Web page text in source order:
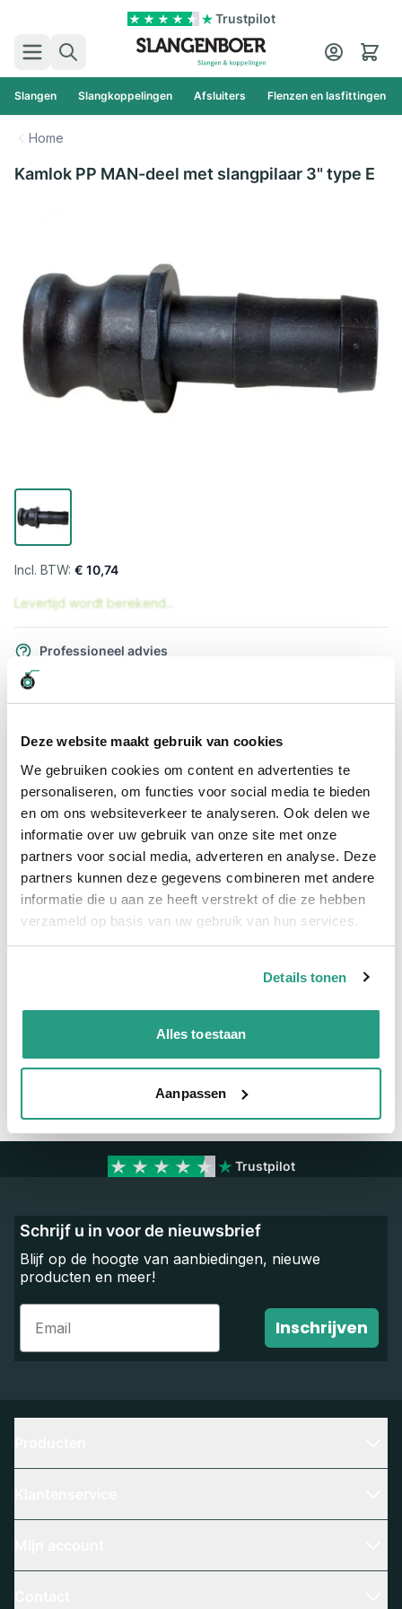
Deze website maakt gebruik van cookies
We gebruiken cookies om content en advertenties te
personaliseren, om functies voor social media te bieden
en om ons websiteverkeer te analyseren. Ook delen we
informatie over uw gebruik van onze site met onze
partners voor social media, adverteren en analyse. Deze
partners kunnen deze gegevens combineren met andere
informatie die u aan ze heeft verstrekt of die ze hebben
verzameld op basis van uw gebruik van hun services.
Details tonen
Alles toestaan
Aanpassen
Trustpilot
Zoek
Cart
Slangen Slangkoppelingen Afsluiters Flenzen en lasfittingen
Home
Kamlok PP MAN-deel met slangpilaar 3" type E
€ 10,74
Levertijd wordt berekend...
Professioneel advies
Hoge klantbeoordelingen: 9/10
Snel naar
Meer informatie
Meer informatie
Maatvoering koppeling 3" - 75mm
Materiaal Polypropyleen
We zijn beschikbaar van ma t/m vr van 08:00 tot 17:00 uur.
Trustpilot
Schrijf u in voor de nieuwsbrief
Blijf op de hoogte van aanbiedingen, nieuwe
producten en meer!
Email
Inschrijven